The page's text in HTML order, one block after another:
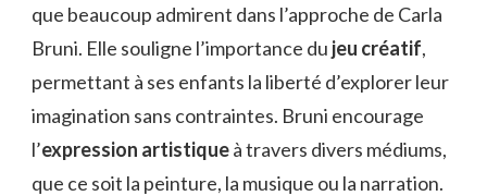
que beaucoup admirent dans l’approche de Carla
Bruni. Elle souligne l’importance du jeu créatif,
permettant à ses enfants la liberté d’explorer leur
imagination sans contraintes. Bruni encourage
l’expression artistiqueà travers divers médiums,
que ce soit la peinture, la musique ou la narration.